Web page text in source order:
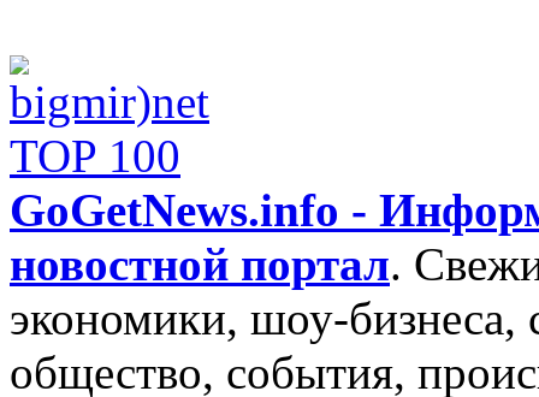
GoGetNews.info -
новостной портал.
экономики, шоу-бизнеса,
общество, события,